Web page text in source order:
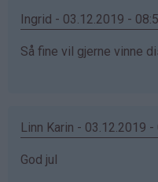
Ingrid - 03.12.2019 -
Så fine vil gjerne vinne
Linn Karin - 03.12.2019 -
God jul